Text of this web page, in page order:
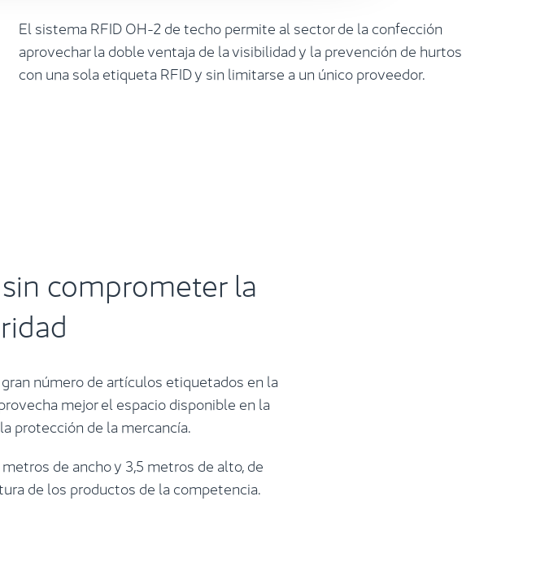
El sistema RFID OH-2 de techo permite al sector de la confección
aprovechar la doble ventaja de la visibilidad y la prevención de hurtos
con una sola etiqueta RFID y sin limitarse a un único proveedor.
comprometer la
número de artículos etiquetados en la
mejor el espacio disponible en la
protección de la mercancía.
de ancho y 3,5 metros de alto, de
de los productos de la competencia.